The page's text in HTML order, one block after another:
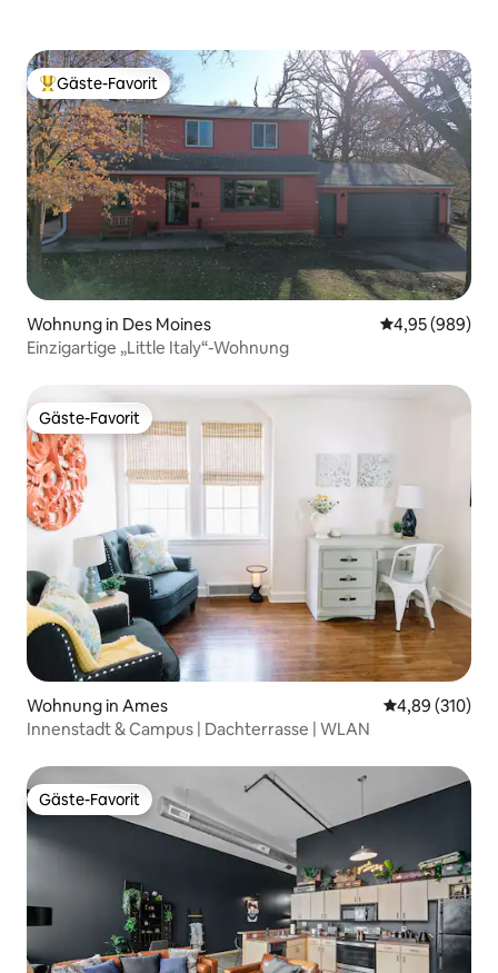
Beliebter Gäste-Favorit.
Gäste-Favorit
Wohnung in Des Moines
4,95 (989)
Einzigartige „Little Italy“-Wohnung
Gäste-Favorit
Gäste-Favorit
Wohnung in Ames
4,89 (310)
Innenstadt & Campus | Dachterrasse | WLAN
Gäste-Favorit
Gäste-Favorit